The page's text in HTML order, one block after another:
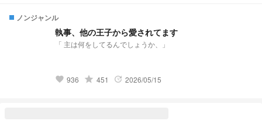
ノンジャンル
執事、他の王子から愛されてます
「 主は何をしてるんでしょうか、」
favorite 936 grade 451 update 2026/05/15